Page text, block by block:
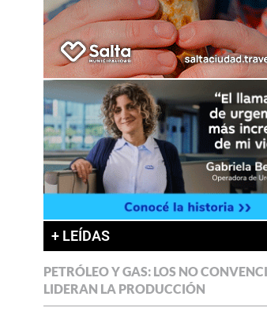
+ LEÍDAS
PETRÓLEO Y GAS: LOS NO
LIDERAN LA PRODUCCIÓN